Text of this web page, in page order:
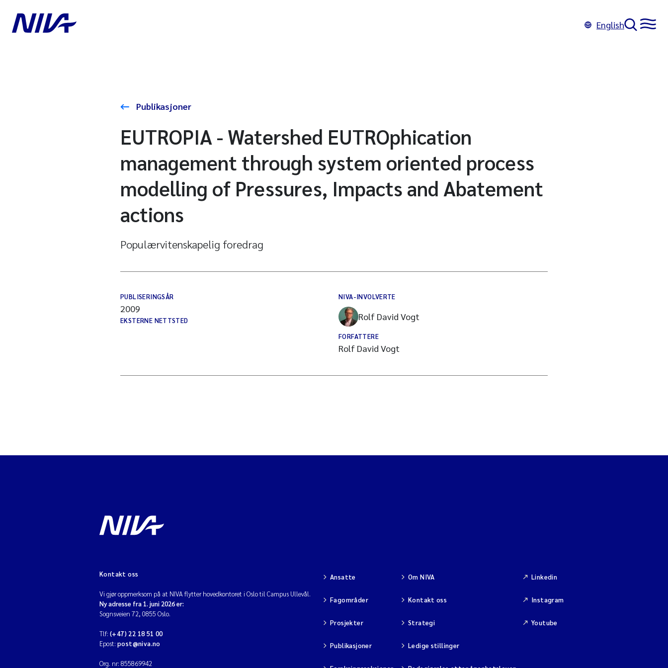
English
Publikasjoner
EUTROPIA - Watershed EUTROphication
management through system oriented process
modelling of Pressures, Impacts and Abatement
actions
Populærvitenskapelig foredrag
PUBLISERINGSÅR
2009
EKSTERNE NETTSTED
NIVA-INVOLVERTE
Rolf David Vogt
FORFATTERE
Rolf David Vogt
Kontakt oss
Vi gjør oppmerksom på at NIVA flytter hovedkontoret i Oslo til Campus Ullevål.
Ny adresse fra 1. juni 2026 er:
Sognsveien 72, 0855 Oslo.
Tlf: (+47) 22 18 51 00
Epost: post@niva.no
Org. nr: 855869942
Ansatte
Fagområder
Prosjekter
Publikasjoner
Om NIVA
Kontakt oss
Strategi
Ledige stillinger
Linkedin
Instagram
Youtube